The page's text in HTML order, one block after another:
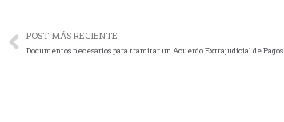
POST MÁS RECIENTE
Documentos necesarios para tramitar un Acuerdo Extrajudicial de Pagos